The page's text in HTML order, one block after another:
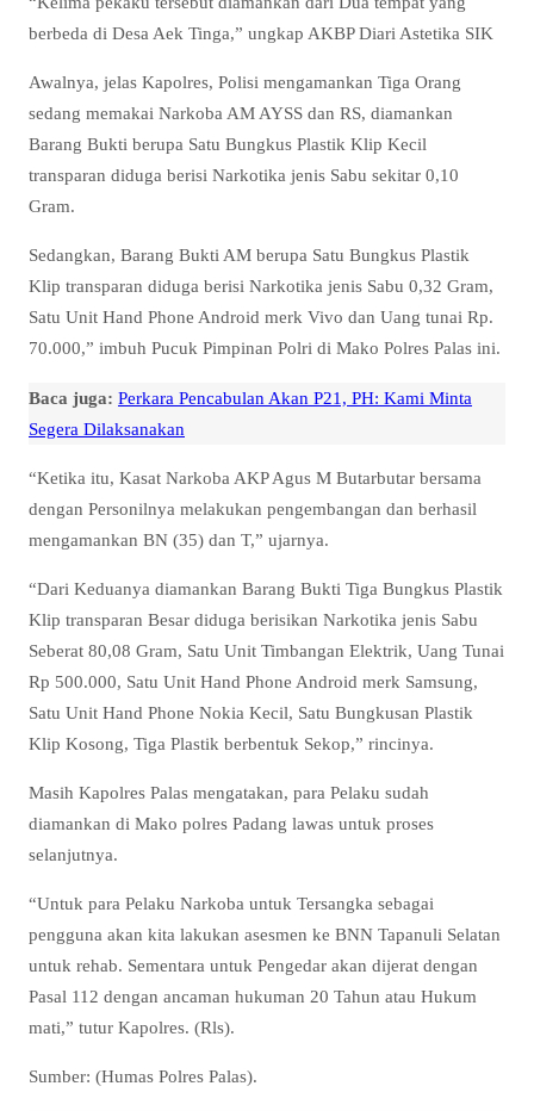
berbeda di Desa Aek Tinga,” ungkap AKBP Diari Astetika SIK
Awalnya, jelas Kapolres, Polisi mengamankan Tiga Orang
sedang memakai Narkoba AM AYSS dan RS, diamankan
Barang Bukti berupa Satu Bungkus Plastik Klip Kecil
transparan diduga berisi Narkotika jenis Sabu sekitar 0,10
Gram.
Sedangkan, Barang Bukti AM berupa Satu Bungkus Plastik
Klip transparan diduga berisi Narkotika jenis Sabu 0,32 Gram,
Satu Unit Hand Phone Android merk Vivo dan Uang tunai Rp.
70.000,” imbuh Pucuk Pimpinan Polri di Mako Polres Palas ini.
Baca juga: Perkara Pencabulan Akan P21, PH: Kami Minta
Segera Dilaksanakan
“Ketika itu, Kasat Narkoba AKP Agus M Butarbutar bersama
dengan Personilnya melakukan pengembangan dan berhasil
mengamankan BN (35) dan T,” ujarnya.
“Dari Keduanya diamankan Barang Bukti Tiga Bungkus Plastik
Klip transparan Besar diduga berisikan Narkotika jenis Sabu
Seberat 80,08 Gram, Satu Unit Timbangan Elektrik, Uang Tunai
Rp 500.000, Satu Unit Hand Phone Android merk Samsung,
Satu Unit Hand Phone Nokia Kecil, Satu Bungkusan Plastik
Klip Kosong, Tiga Plastik berbentuk Sekop,” rincinya.
Masih Kapolres Palas mengatakan, para Pelaku sudah
diamankan di Mako polres Padang lawas untuk proses
selanjutnya.
“Untuk para Pelaku Narkoba untuk Tersangka sebagai
pengguna akan kita lakukan asesmen ke BNN Tapanuli Selatan
untuk rehab. Sementara untuk Pengedar akan dijerat dengan
Pasal 112 dengan ancaman hukuman 20 Tahun atau Hukum
mati,” tutur Kapolres. (Rls).
Sumber: (Humas Polres Palas).